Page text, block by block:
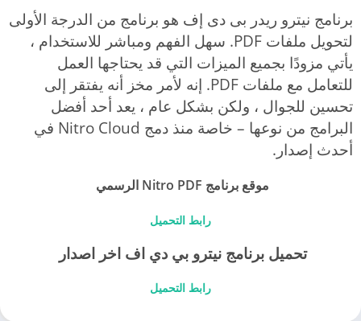
برنامج نيترو ريدر بى دى إف هو برنامج من الدرجة الأولى
لتحويل ملفات PDF. سهل الفهم ومباشر للاستخدام ،
يأتي مزودًا بجميع الميزات التي قد يحتاجها العمل
للتعامل مع ملفات PDF. إنه لأمر مخز أنه يفتقر إلى
تحسين للجوال ، ولكن بشكل عام ، يعد أحد أفضل
البرامج من نوعها – خاصة منذ دمج Nitro Cloud في
أحدث إصدار.
موقع برنامج Nitro PDF الرسمي
رابط التحميل
تحميل برنامج نيترو بي دي اف اخر اصدار
رابط التحميل